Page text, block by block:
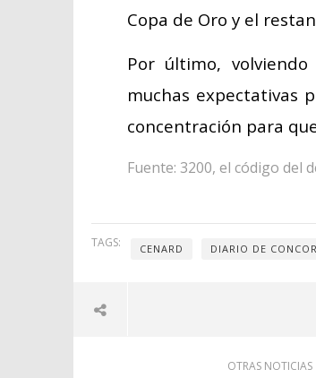
Copa de Oro y el
Por último,
muchas expectativas
concentración para
Fuente: 3200, el código del
TAGS: CENARD DIARIO DE
OTRAS NOTICIAS